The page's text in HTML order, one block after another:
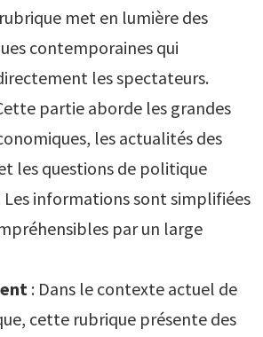
met en lumière des
contemporaines qui
les spectateurs.
partie aborde les grandes
les actualités des
les questions de politique
Les informations sont simplifiées
par un large
: Dans le contexte actuel de
cette rubrique présente des